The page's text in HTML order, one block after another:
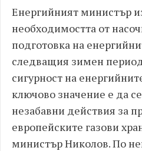
Енергийният министър
необходимостта от
подготовка на
следващия зимен период
сигурност на
ключово значение е да
незабавни действия за
европейските газови
министър Николов. По